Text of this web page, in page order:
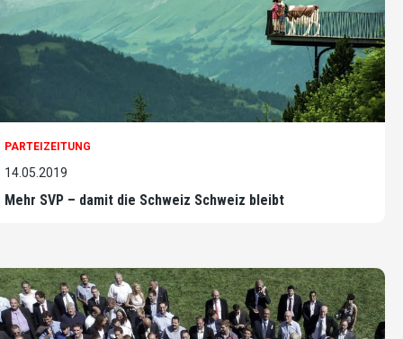
PARTEIZEITUNG
14.05.2019
Mehr SVP – damit die Schweiz Schweiz bleibt